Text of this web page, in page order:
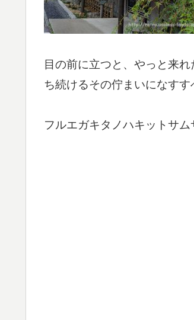
目の前に立つと、やっと来
ち続けるその佇まいになすす
フルエガキタノハキットサム